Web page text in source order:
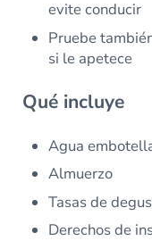
evite conducir
Pruebe
si le apetece
Qué incluye
Agua
Almuerzo
Tasas de
Derechos de